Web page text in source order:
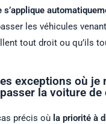
les véhicules
tout droit ou qu’ils
exceptions où je
la voiture de
précis où la priorité à